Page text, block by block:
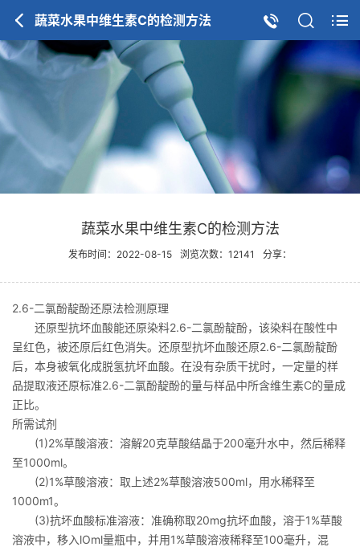
蔬菜水果中维生素C的检测方法
蔬菜水果中维生素C的检测方法
发布时间：2022-08-15 浏览次数：12141 分享：
2.6-二氯酚靛酚还原法检测原理
还原型抗坏血酸能还原染料2.6-二氯酚靛酚，该染料在酸性中
呈红色，被还原后红色消失。还原型抗坏血酸还原2.6-二氯酚靛酚
后，本身被氧化成脱氢抗坏血酸。在没有杂质干扰时，一定量的样
品提取液还原标准2.6-二氯酚靛酚的量与样品中所含维生素C的量成
正比。
所需试剂
(1)2%草酸溶液：溶解20克草酸结晶于200毫升水中，然后稀释
至1000ml。
(2)1%草酸溶液：取上述2%草酸溶液500ml，用水稀释至
1000m1。
(3)抗坏血酸标准溶液：准确称取20mg抗坏血酸，溶于1%草酸
溶液中，移入lOml量瓶中，并用1%草酸溶液稀释至100毫升，混